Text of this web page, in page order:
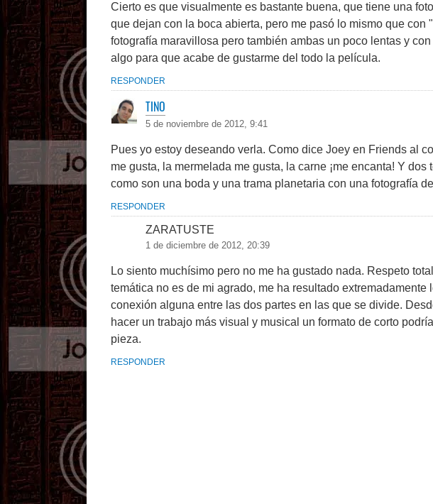
Cierto es que visualmente es bastante buena, que tiene una
que dejan con la boca abierta, pero me pasó lo mismo que con
fotografía maravillosa pero también ambas un poco lentas y
algo para que acabe de gustarme del todo la película.
RESPONDER
TINO
5 de noviembre de 2012, 9:41
Pues yo estoy deseando verla. Como dice Joey en Friends al
me gusta, la mermelada me gusta, la carne ¡me encanta! Y
como son una boda y una trama planetaria con una fotografía
RESPONDER
ZARATUSTE
1 de diciembre de 2012, 20:39
Lo siento muchísimo pero no me ha gustado nada. Respeto
temática no es de mi agrado, me ha resultado extremadamente
conexión alguna entre las dos partes en las que se divide.
hacer un trabajo más visual y musical un formato de corto
pieza.
RESPONDER